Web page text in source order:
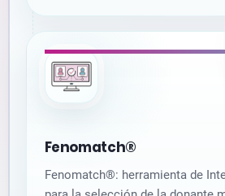
Fenomatch®
Fenomatch®: herramienta de